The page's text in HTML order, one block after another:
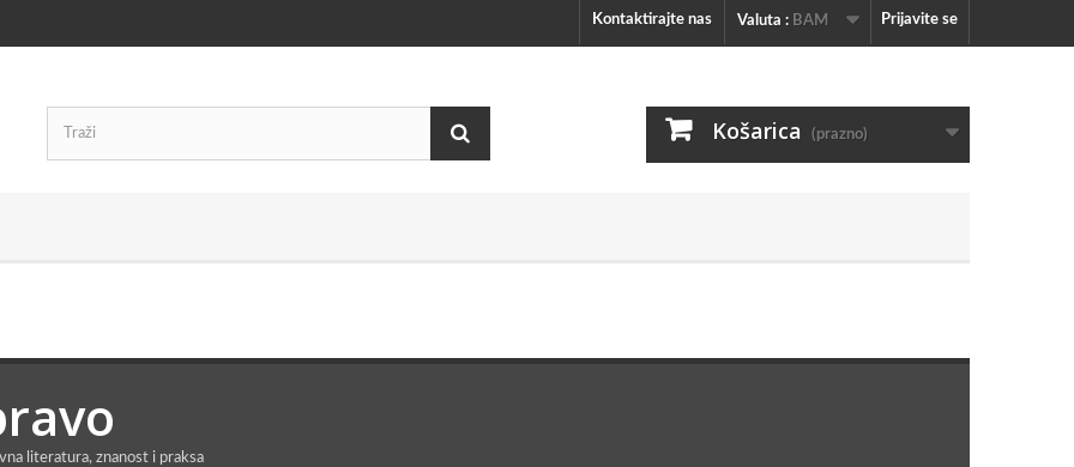
Prijavite se
Valuta : BAM
Kontaktirajte nas
Košarica (prazno)
literatura, znanost i praksa